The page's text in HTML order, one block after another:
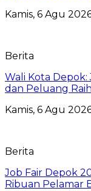
Kamis, 6 Agu
Berita
Wali Kota Depok:
dan Peluang
Kamis, 6 Agu
Berita
Job Fair Depok
Ribuan Pelamar